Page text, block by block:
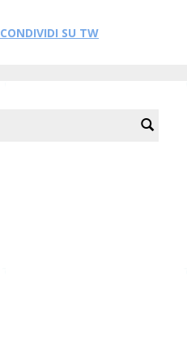
CONDIVIDI SU TW